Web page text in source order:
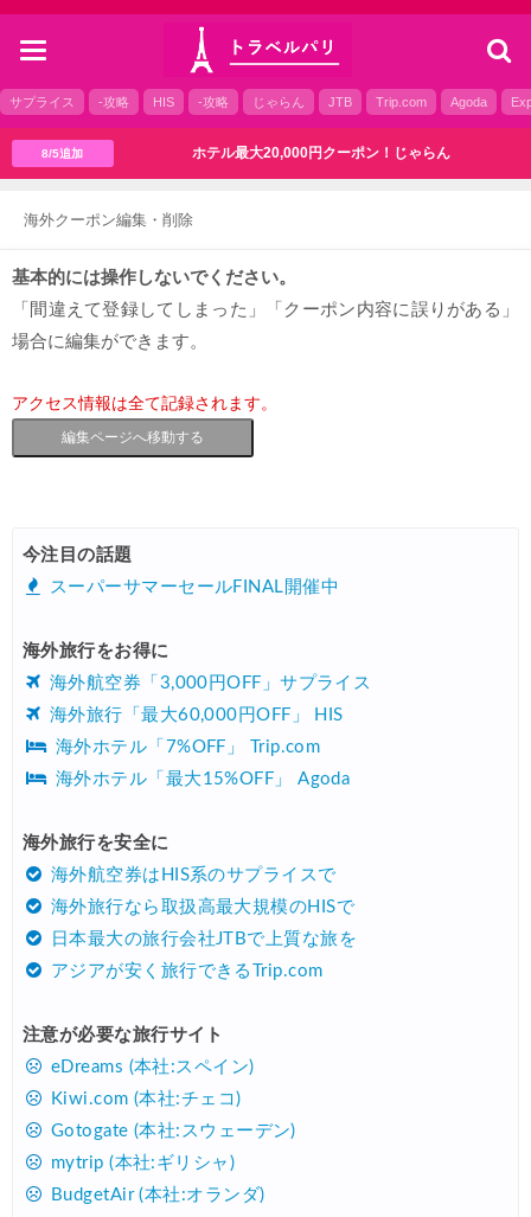
toggle
サプライス -攻略 HIS -攻略 じゃらん JTB Trip.com Agoda
8/5追加 ホテル最大20,000円クーポン！じゃらん
海外クーポン編集・削除
基本的には操作しないでください。
「間違えて登録してしまった」「クーポン内容に誤りがある」
場合に編集ができます。
アクセス情報は全て記録されます。
編集ページへ移動する
今注目の話題
スーパーサマーセールFINAL開催中
海外旅行をお得に
海外航空券「3,000円OFF」サプライス
海外旅行「最大60,000円OFF」 HIS
海外ホテル「7%OFF」 Trip.com
海外ホテル「最大15%OFF」 Agoda
海外旅行を安全に
海外航空券はHIS系のサプライスで
海外旅行なら取扱高最大規模のHISで
日本最大の旅行会社JTBで上質な旅を
アジアが安く旅行できるTrip.com
注意が必要な旅行サイト
eDreams (本社:スペイン)
Kiwi.com (本社:チェコ)
Gotogate (本社:スウェーデン)
mytrip (本社:ギリシャ)
BudgetAir (本社:オランダ)